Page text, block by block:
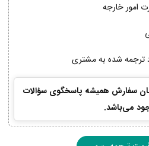
امور خارجه
ترجمه شده به مشتری
سفارش همیشه پاسخگوی سؤالات
می‌باشد.